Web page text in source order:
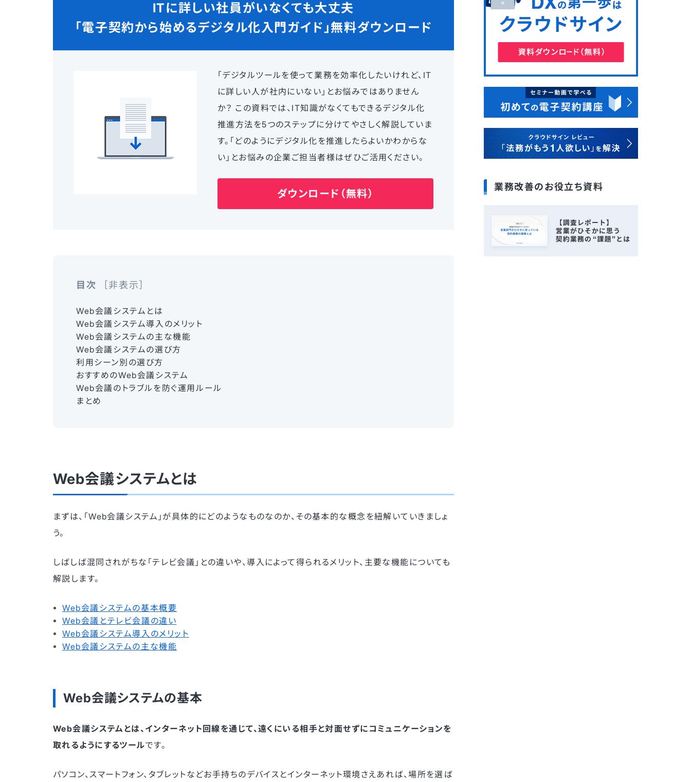
ITに詳しい社員がいなくても大丈夫
「電子契約から始めるデジタル化入門ガイド」無料ダウンロード
「デジタルツールを使って業務を効率化したいけれど、IT
に詳しい人が社内にいない」とお悩みではありません
か？ この資料では、IT知識がなくてもできるデジタル化
推進方法を5つのステップに分けてやさしく解説していま
す。「どのようにデジタル化を推進したらよいかわからな
い」とお悩みの企業ご担当者様はぜひご活用ください。
ダウンロード（無料）
目次 非表示
Web会議システムとは
Web会議システム導入のメリット
Web会議システムの主な機能
Web会議システムの選び方
利用シーン別の選び方
おすすめのWeb会議システム
Web会議のトラブルを防ぐ運用ルール
まとめ
Web会議システムとは
まずは、「Web会議システム」が具体的にどのようなものなのか、その基本的な概念を紐解いていきましょ
う。
しばしば混同されがちな「テレビ会議」との違いや、導入によって得られるメリット、主要な機能についても
解説します。
Web会議システムの基本概要
Web会議とテレビ会議の違い
Web会議システム導入のメリット
Web会議システムの主な機能
Web会議システムの基本
Web会議システムとは、インターネット回線を通じて、遠くにいる相手と対面せずにコミュニケーションを
取れるようにするツールです。
パソコン、スマートフォン、タブレットなどお手持ちのデバイスとインターネット環境さえあれば、場所を選ば
業務改善のお役立ち資料